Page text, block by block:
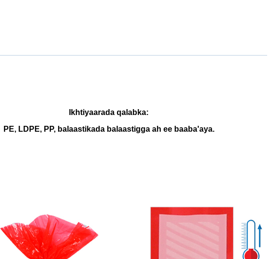
Ikhtiyaarada qalabka:
PE, LDPE, PP, balaastikada balaastigga ah ee baaba'aya.